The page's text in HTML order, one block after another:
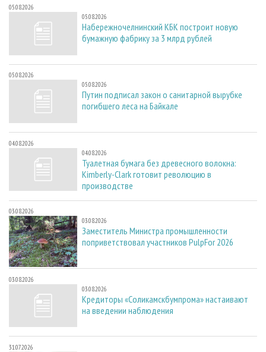
05.08.2026
05.08.2026
Набережночелнинский КБК построит новую
бумажную фабрику за 3 млрд рублей
05.08.2026
05.08.2026
Путин подписал закон о санитарной вырубке
погибшего леса на Байкале
04.08.2026
04.08.2026
Туалетная бумага без древесного волокна:
Kimberly-Clark готовит революцию в
производстве
03.08.2026
03.08.2026
Заместитель Министра промышленности
поприветствовал участников PulpFor 2026
03.08.2026
03.08.2026
Кредиторы «Соликамскбумпрома» настаивают
на введении наблюдения
31.07.2026